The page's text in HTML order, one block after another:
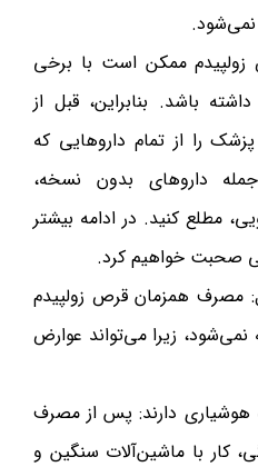
زولپیدم ممکن است با برخی
باشد. بنابراین، قبل از
را از تمام داروهایی که
داروهای بدون نسخه،
مطلع کنید. در ادامه بیشتر
صحبت خواهیم کرد.
مصرف همزمان قرص زولپیدم
زیرا می‌تواند عوارض
هوشیاری دارند: پس از مصرف
کار با ماشین‌آلات سنگین و